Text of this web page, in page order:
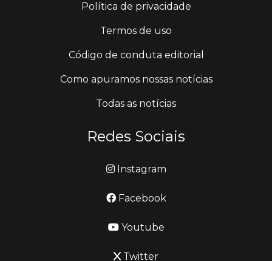
Política de privacidade
Termos de uso
Código de conduta editorial
Como apuramos nossas notícias
Todas as notícias
Redes Sociais
Instagram
Facebook
Youtube
Twitter